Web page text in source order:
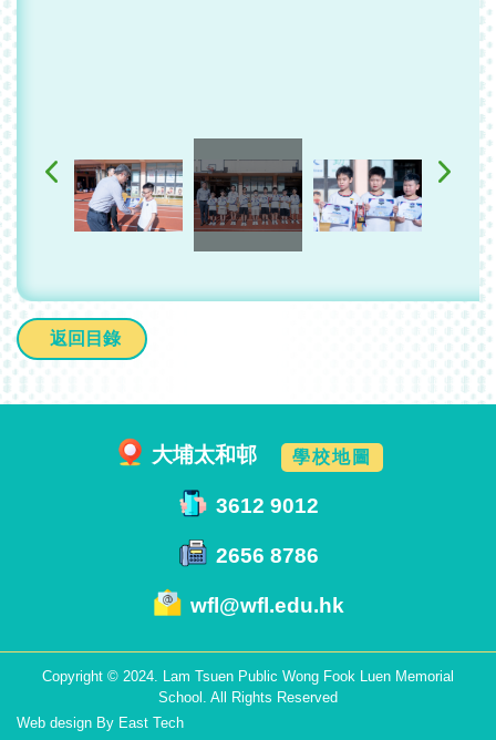
返回目錄
大埔太和邨 學校地圖
3612 9012
2656 8786
wfl@wfl.edu.hk
Copyright © 2024. Lam Tsuen Public Wong Fook Luen Memorial
School. All Rights Reserved
Web design By East Tech